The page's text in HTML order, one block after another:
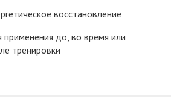
восстановление
применения до, во время или
тренировки